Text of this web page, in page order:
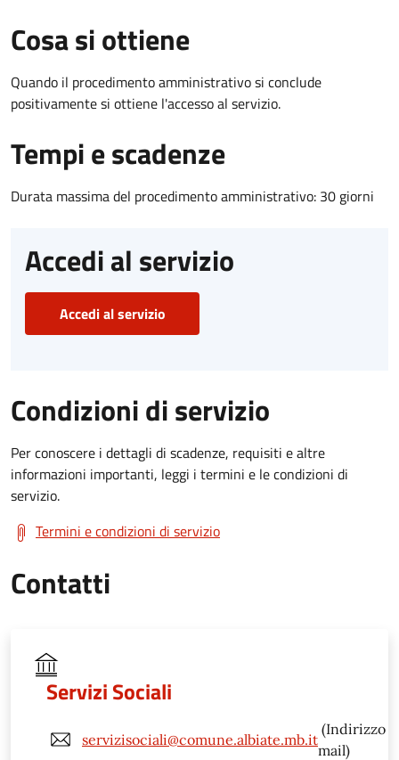
Cosa si ottiene
Quando il procedimento amministrativo si conclude
positivamente si ottiene l'accesso al servizio.
Tempi e scadenze
Durata massima del procedimento amministrativo: 30 giorni
Accedi al servizio
Accedi al servizio
Condizioni di servizio
Per conoscere i dettagli di scadenze, requisiti e altre
informazioni importanti, leggi i termini e le condizioni di
servizio.
Termini e condizioni di servizio
Contatti
Servizi Sociali
servizisociali@comune.albiate.mb.it
(Indirizzo
mail)